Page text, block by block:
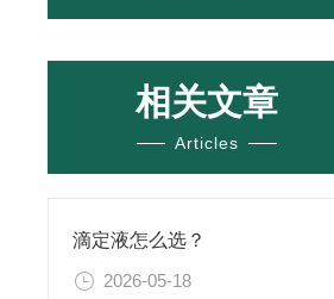
相关文章
Articles
滴定液怎么选？
2026-05-18